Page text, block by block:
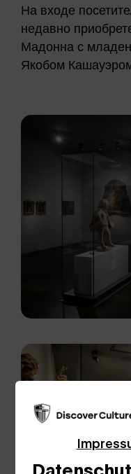
На входе
недавно
Мадонна с
Якобом